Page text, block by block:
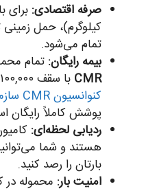
صرفه اقتصادی:
تمام می‌شود.
بیمه رایگان: تمام
CMR با سقف ۱۰۰,۰۰۰ یورو قرار دارند که طبق
کنوانسیون CMR سازمان ملل (UNECE)
پوشش کاملاً رایگان
ردیابی لحظه‌ای:
هستند و شما
بارتان را رصد کنید.
امنیت بار: محموله